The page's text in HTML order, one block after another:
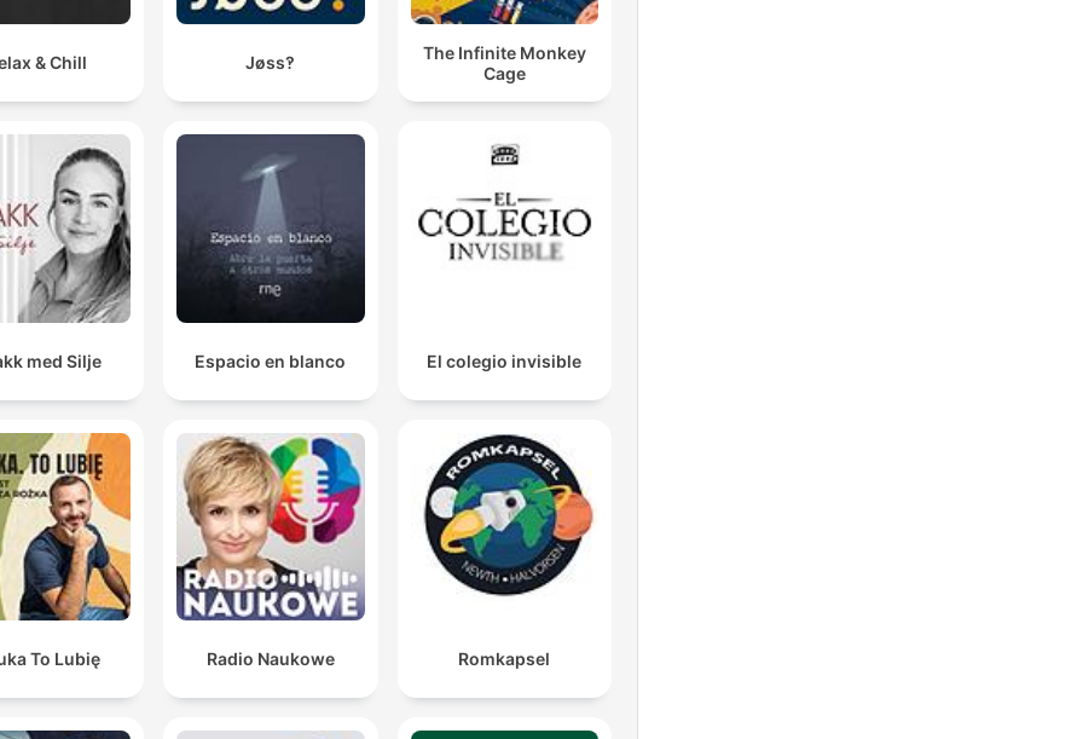
& Chill Jøss‽
The Infinite Monkey
Cage
med Silje Espacio en blanco El colegio invisible
To Lubię Radio Naukowe Romkapsel